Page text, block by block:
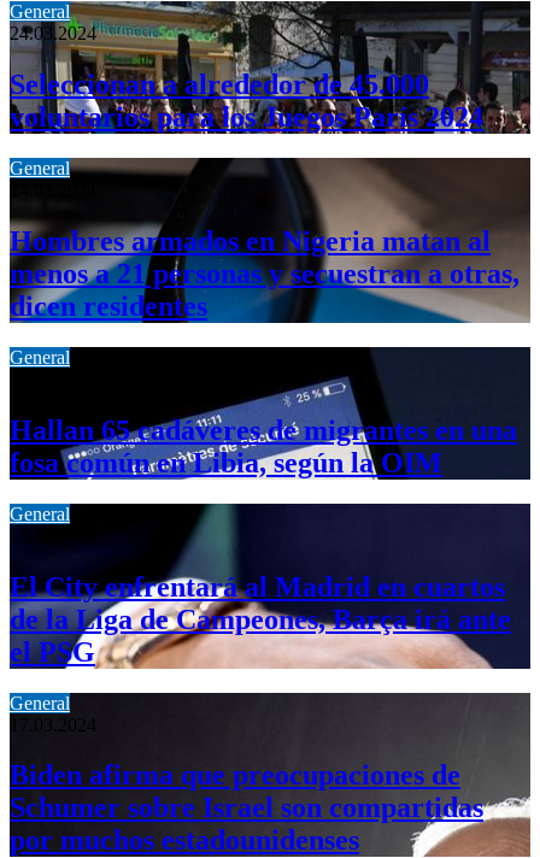
General
24.03.2024
Seleccionan a alrededor de 45.000
voluntarios para los Juegos París 2024
General
Hombres armados en Nigeria matan al
menos a 21 personas y secuestran a otras,
dicen residentes
General
Hallan 65 cadáveres de migrantes en una
fosa común en Libia, según la OIM
General
17.03.2024
El City enfrentará al Madrid en cuartos
de la Liga de Campeones, Barça irá ante
el PSG
General
17.03.2024
Biden afirma que preocupaciones de
Schumer sobre Israel son compartidas
por muchos estadounidenses